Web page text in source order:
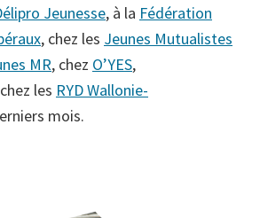
Jeunesse, à la Fédération
, chez les Jeunes Mutualistes
MR, chez O’YES,
les RYD Wallonie-
mois.